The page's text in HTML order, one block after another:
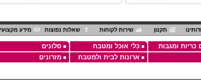
תקנון שירות לקוחות שאלות נפוצות מידע מקצועי
כריות ומגבות כלי אוכל ומטבח
סלונים
ארונות לבית ולמטבח
מזרונים